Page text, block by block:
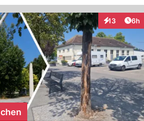
13
Interaktionen
6h